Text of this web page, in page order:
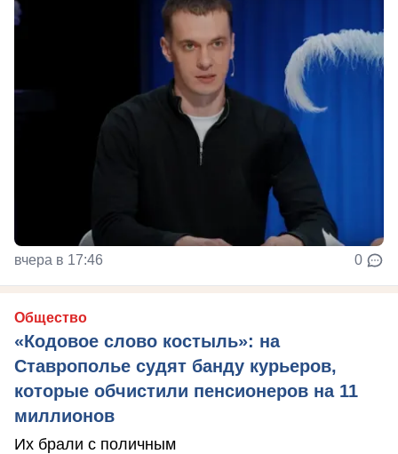
вчера в 17:46 0
Общество
«Кодовое слово костыль»: на
Ставрополье судят банду курьеров,
которые обчистили пенсионеров на 11
миллионов
Их брали с поличным